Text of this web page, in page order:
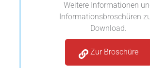
Weitere Informationen
Informationsbroschüren
Download.
Zur Broschüre